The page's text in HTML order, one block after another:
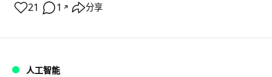
21 1 ↗ 分享
人工智能